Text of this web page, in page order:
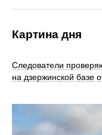
Картина дня
Следователи
на дзержинской базе